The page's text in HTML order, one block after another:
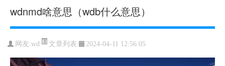
wdnmd啥意思（wdb什么意思）
网友:wd 文章列表 2024-04-11 12:56:05